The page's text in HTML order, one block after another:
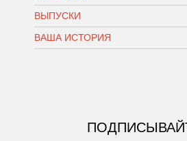
ВЫПУСКИ
ВАША ИСТОРИЯ